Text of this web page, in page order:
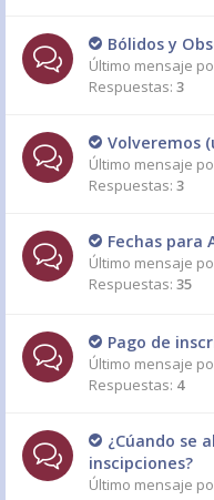
Bólidos y
Último mensaje
Respuestas: 3
Volveremos
Último mensaje
Respuestas: 3
Fechas para
Último mensaje
Respuestas: 35
Pago de
Último mensaje
Respuestas: 4
¿Cúando se
inscipciones?
Último mensaje